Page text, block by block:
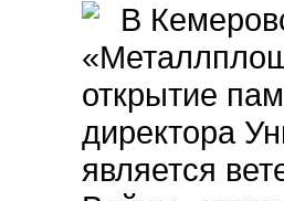
В
открытие
директора
является